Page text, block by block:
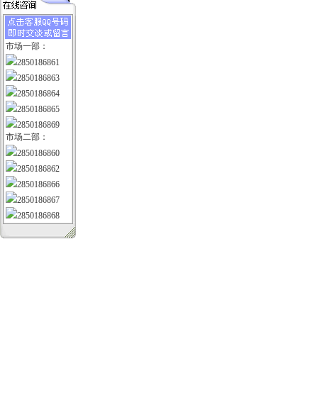
市场一部：
2850186861
2850186863
2850186864
2850186865
2850186869
市场二部：
2850186860
2850186862
2850186866
2850186867
2850186868